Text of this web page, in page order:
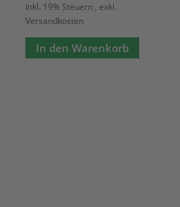
Inkl. 19% Steuern , exkl.
Versandkosten
In den Warenkorb